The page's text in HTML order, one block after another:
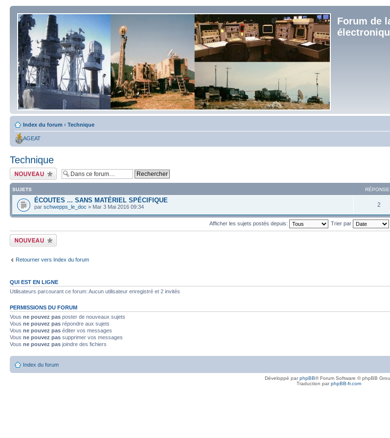
Forum de
Index du forum ‹ Technique
AGEAT
Technique
Écrire un nouveau
sujet
SUJETS
ÉCOUTES ... SANS MATÉRIEL SPÉCIFIQUE
par schwepps_le_doc » Mar 3 Mai 2016 09:34 2
Afficher les sujets postés depuis: Trier par
Écrire un nouveau
sujet
Retourner vers Index du forum
QUI EST EN LIGNE
Utilisateurs parcourant ce forum: Aucun utilisateur enregistré et 2 invités
PERMISSIONS DU FORUM
Vous ne pouvez pas poster de nouveaux sujets
Vous ne pouvez pas répondre aux sujets
Vous ne pouvez pas éditer vos messages
Vous ne pouvez pas supprimer vos messages
Vous ne pouvez pas joindre des fichiers
Index du forum
Développé parphpBB® Forum Software © phpBB
Traduction parphpBB-fr.com